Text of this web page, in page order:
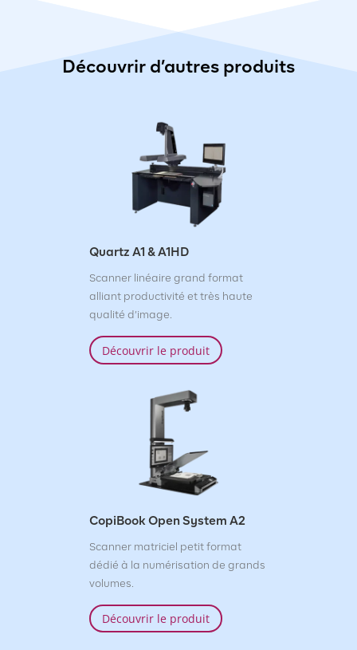
Découvrir d’autres produits
Quartz A1 & A1HD
Scanner linéaire grand format
alliant productivité et très haute
qualité d’image.
Découvrir le produit
CopiBook Open System A2
Scanner matriciel petit format
dédié à la numérisation de grands
volumes.
Découvrir le produit